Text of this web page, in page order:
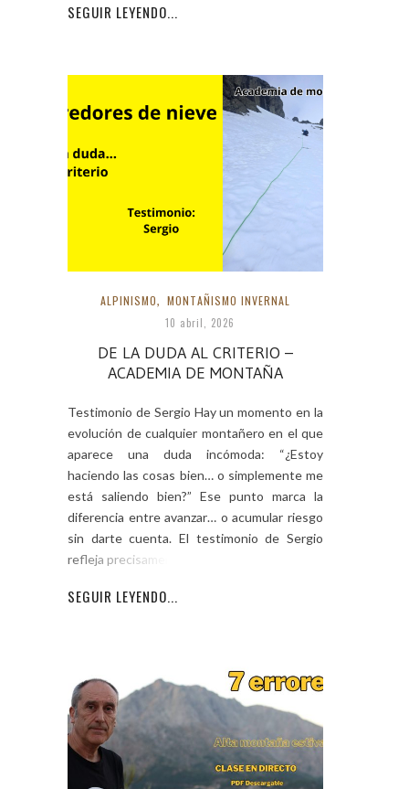
SEGUIR LEYENDO...
ALPINISMO, MONTAÑISMO INVERNAL
10 abril, 2026
DE LA DUDA AL CRITERIO –
ACADEMIA DE MONTAÑA
Testimonio de Sergio Hay un momento en la
evolución de cualquier montañero en el que
aparece una duda incómoda: “¿Estoy
haciendo las cosas bien… o simplemente me
está saliendo bien?” Ese punto marca la
diferencia entre avanzar… o acumular riesgo
sin darte cuenta. El testimonio de Sergio
refleja precisamente ese
SEGUIR LEYENDO...